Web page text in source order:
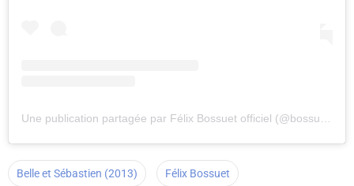
Belle et Sébastien (2013) Félix Bossuet